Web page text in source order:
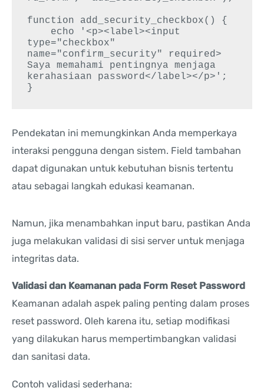
function add_security_checkbox() {
type="checkbox"
name="confirm_security" required>
Saya memahami pentingnya menjaga
kerahasiaan password</label></p>';
Pendekatan ini memungkinkan Anda memperkaya
interaksi pengguna dengan sistem. Field tambahan
dapat digunakan untuk kebutuhan bisnis tertentu
atau sebagai langkah edukasi keamanan.
Namun, jika menambahkan input baru, pastikan Anda
juga melakukan validasi di sisi server untuk menjaga
integritas data.
Validasi dan Keamanan pada Form Reset Password
Keamanan adalah aspek paling penting dalam proses
reset password. Oleh karena itu, setiap modifikasi
yang dilakukan harus mempertimbangkan validasi
dan sanitasi data.
Contoh validasi sederhana: